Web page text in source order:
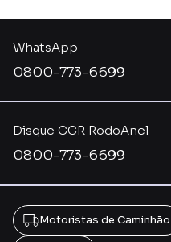
Disque CCR RodoAnel
0800-773-6699
WhatsApp
0800-773-6699
Motoristas de Caminhão